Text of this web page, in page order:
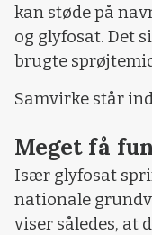
kan støde på
og glyfosat. Det
brugte
Samvirke står
Meget få
Især glyfosat
nationale
viser således, at